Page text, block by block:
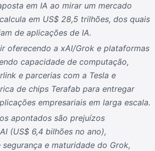
em IA ao mirar um mercado
em US$ 28,5 trilhões, dos quais
de aplicações de IA.
oferecendo a xAI/Grok e plataformas
capacidade de computação,
e parcerias com a Tesla e
de chips Terafab para entregar
empresariais em larga escala.
apontados são prejuízos
(US$ 6,4 bilhões no ano),
e maturidade do Grok,